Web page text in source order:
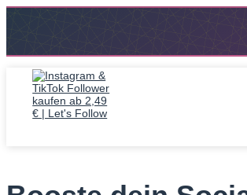
Inhalt
springen